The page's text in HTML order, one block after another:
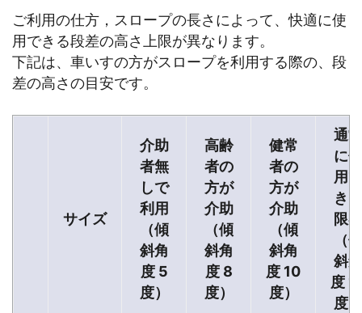
ご利用の仕方，スロープの長さによって、快適に使
用できる段差の高さ上限が異なります。
下記は、車いすの方がスロープを利用する際の、段
差の高さの目安です。
サイズ
介助
者無
しで
利用
（傾
斜角
度 5
度）
高齢
者の
方が
介助
（傾
斜角
度 8
度）
健常
者の
方が
介助
（傾
斜角
度 10
度）
通常
に使
用で
きる
限界
（傾
斜角
度
度）